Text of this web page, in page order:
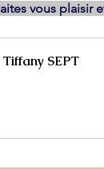
vous plaisir
SEPT